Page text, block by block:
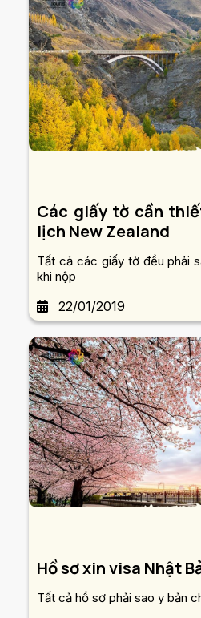
Các giấy tờ cần
lịch New Zealand
Tất cả các giấy tờ đều phải
khi nộp
22/01/2019
Hồ sơ xin visa Nhật
Tất cả hồ sơ phải sao y bản